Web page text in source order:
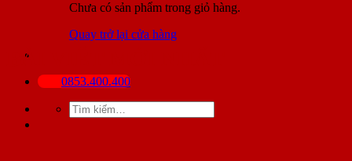
Chưa có sản phẩm trong giỏ hàng.
Quay trở lại cửa hàng
0853.400.400
Tìm
kiếm:
BÀI VIẾT MỚI NHẤT